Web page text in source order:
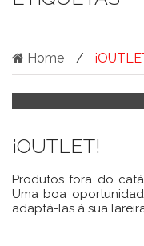
Home
¡OUTLET!
Produtos fora do
Uma boa
adaptá-las à sua